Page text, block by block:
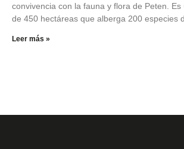
convivencia con la fauna y flora de Peten.
de 450 hectáreas que alberga 200 especies
Leer más »